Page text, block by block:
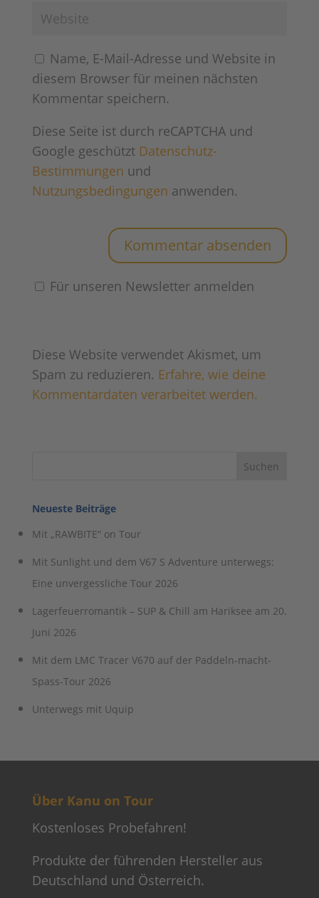
Name, E-Mail-Adresse und Website in
diesem Browser für meinen nächsten
Kommentar speichern.
Diese Seite ist durch reCAPTCHA und
Google geschützt Datenschutz-
Bestimmungen und
Nutzungsbedingungen anwenden.
Für unseren Newsletter anmelden
Diese Website verwendet Akismet, um
Spam zu reduzieren. Erfahre, wie deine
Kommentardaten verarbeitet werden.
Neueste Beiträge
Mit „RAWBITE“ on Tour
Mit Sunlight und dem V67 S Adventure unterwegs:
Eine unvergessliche Tour 2026
Lagerfeuerromantik – SUP & Chill am Hariksee am 20.
Juni 2026
Mit dem LMC Tracer V670 auf der Paddeln-macht-
Spass-Tour 2026
Unterwegs mit Uquip
Über Kanu on Tour
Kostenloses Probefahren!
Produkte der führenden Hersteller aus
Deutschland und Österreich.